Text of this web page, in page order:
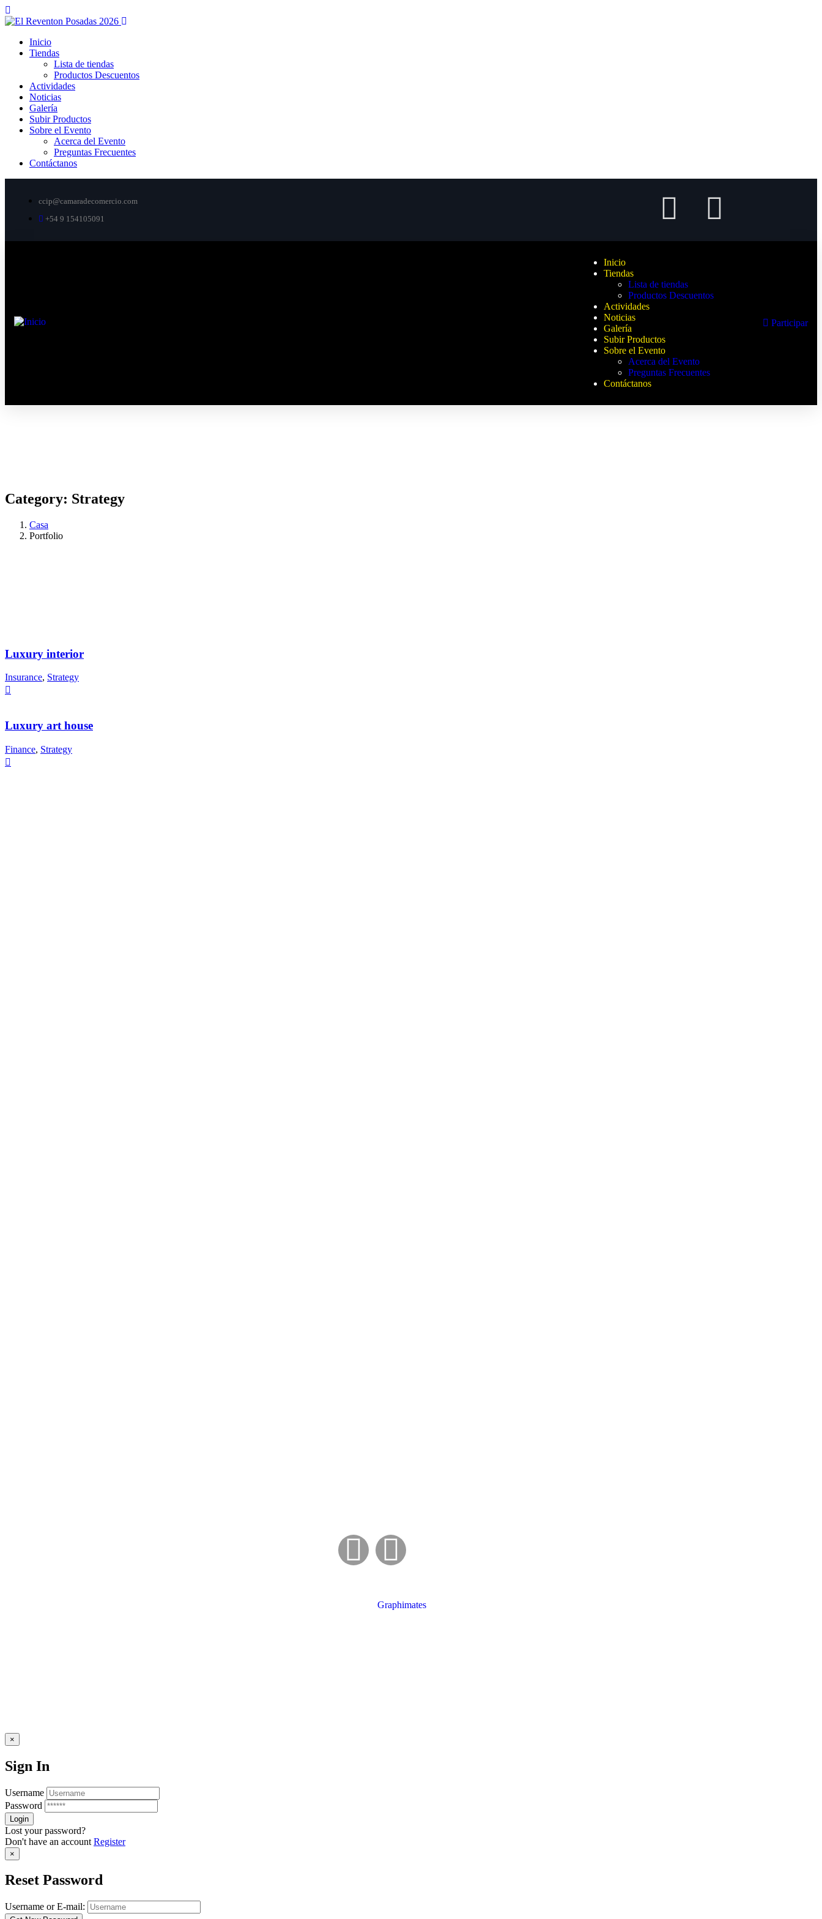
Inicio
Tiendas
Lista de tiendas
Productos Descuentos
Actividades
Noticias
Galería
Subir Productos
Sobre el Evento
Acerca del Evento
Preguntas Frecuentes
Contáctanos
ccip@camaradecomercio.com
+54 9 154105091
Inicio
Tiendas
Lista de tiendas
Productos Descuentos
Actividades
Noticias
Galería
Subir Productos
Sobre el Evento
Acerca del Evento
Preguntas Frecuentes
Contáctanos
Participar
Category: Strategy
Casa
Portfolio
Luxury interior
Insurance, Strategy
Luxury art house
Finance, Strategy
Graphimates
×
Sign In
Username
Password
Lost your password?
Don't have an account Register
×
Reset Password
Username or E-mail: